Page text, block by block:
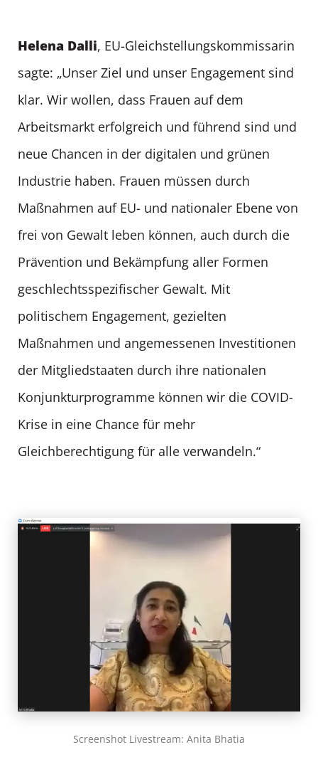
Helena Dalli, EU-Gleichstellungskommissarin
sagte: „Unser Ziel und unser Engagement sind
klar. Wir wollen, dass Frauen auf dem
Arbeitsmarkt erfolgreich und führend sind und
neue Chancen in der digitalen und grünen
Industrie haben. Frauen müssen durch
Maßnahmen auf EU- und nationaler Ebene von
frei von Gewalt leben können, auch durch die
Prävention und Bekämpfung aller Formen
geschlechtsspezifischer Gewalt. Mit
politischem Engagement, gezielten
Maßnahmen und angemessenen Investitionen
der Mitgliedstaaten durch ihre nationalen
Konjunkturprogramme können wir die COVID-
Krise in eine Chance für mehr
Gleichberechtigung für alle verwandeln.“
Screenshot Livestream: Anita Bhatia